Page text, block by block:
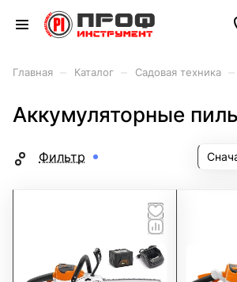
Главная Каталог Садовая техника
Аккумуляторные
Фильтр